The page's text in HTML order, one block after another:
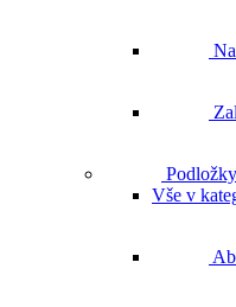
Podložky
Vše v